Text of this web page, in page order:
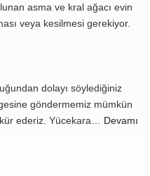
asma ve kral ağacı evin
veya kesilmesi gerekiyor.
dolayı söylediğiniz
göndermemiz mümkün
ederiz. Yücekara… Devamı